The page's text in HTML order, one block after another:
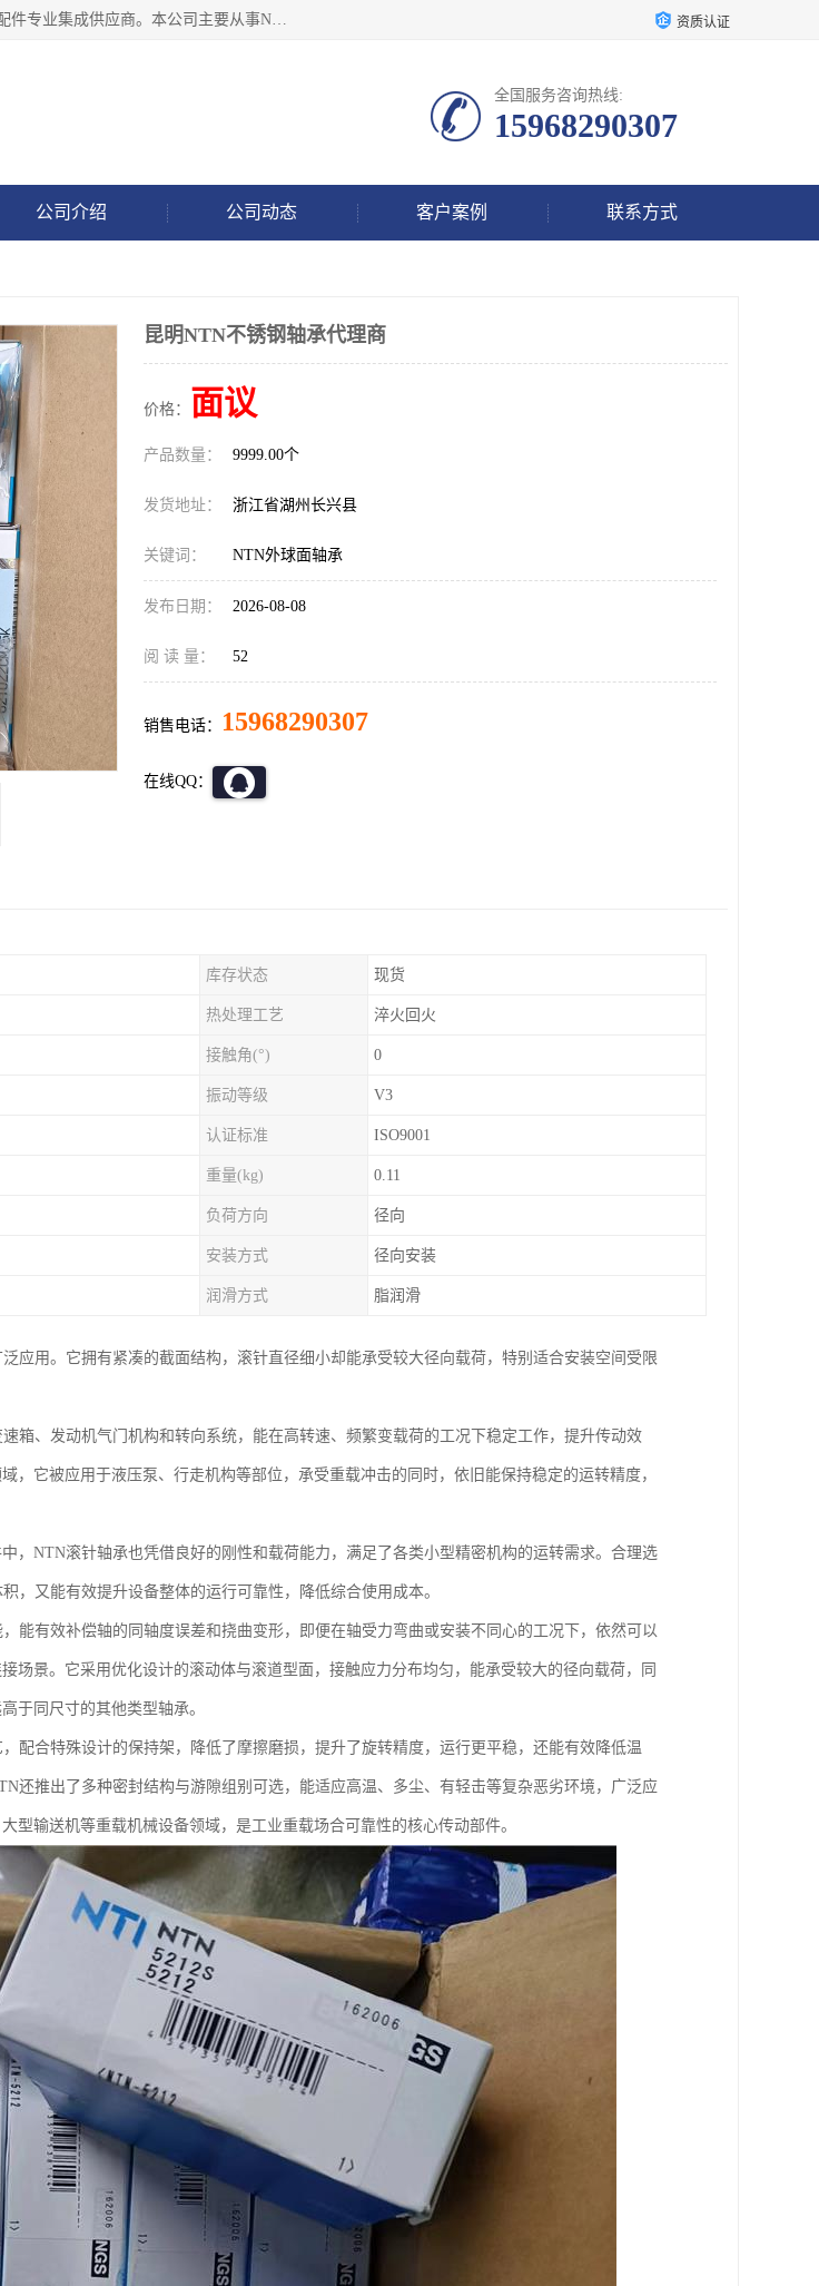
湖州恩斯凯工业技术有限公司位于湖州长兴，公司作为机械零部件以及多个品牌工业零配件专业集成供应商。本公司主要从事NSK进口轴承、SKF进口轴承、FAG进口轴承、NTN进口轴承、国产轴承：ZWZ、HRB、C&U轴承外球面轴承、导轨、丝杠、滑块、 润滑油、工业皮带及其他工业零部件的销售. 资质认证
全国服务咨询热线:
15968290307
公司介绍 公司动态 客户案例 联系方式
昆明NTN不锈钢轴承代理商
价格： 面议
产品数量： 9999.00个
发货地址： 浙江省湖州长兴县
关键词： NTN外球面轴承
发布日期： 2026-08-08
阅 读 量： 52
销售电话： 15968290307
在线QQ：
库存状态 现货
热处理工艺 淬火回火
接触角(°) 0
振动等级 V3
认证标准 ISO9001
重量(kg) 0.11
负荷方向 径向
安装方式 径向安装
润滑方式 脂润滑
应用。它拥有紧凑的截面结构，滚针直径细小却能承受较大径向载荷，特别适合安装空间受限
箱、发动机气门机构和转向系统，能在高转速、频繁变载荷的工况下稳定工作，提升传动效
，它被应用于液压泵、行走机构等部位，承受重载冲击的同时，依旧能保持稳定的运转精度，
，NTN滚针轴承也凭借良好的刚性和载荷能力，满足了各类小型精密机构的运转需求。合理选
，又能有效提升设备整体的运行可靠性，降低综合使用成本。
能有效补偿轴的同轴度误差和挠曲变形，即便在轴受力弯曲或安装不同心的工况下，依然可以
场景。它采用优化设计的滚动体与滚道型面，接触应力分布均匀，能承受较大的径向载荷，同
于同尺寸的其他类型轴承。
配合特殊设计的保持架，降低了摩擦磨损，提升了旋转精度，运行更平稳，还能有效降低温
还推出了多种密封结构与游隙组别可选，能适应高温、多尘、有轻击等复杂恶劣环境，广泛应
型输送机等重载机械设备领域，是工业重载场合可靠性的核心传动部件。